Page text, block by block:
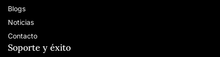
Blogs
Noticias
Contacto
Soporte y éxito